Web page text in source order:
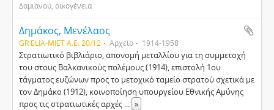
Δαμιανού, οικογένεια
Δημάκος, Μενέλαος
GR ELIA-MIET Α.Ε. 20/12 Αρχείο 1914-1958
Στρατιωτικό βιβλιάριο, απονομή μεταλλίου για τη συμμετοχή
του στους Βαλκανικούς πολέμους (1914), επιστολή 1ου
τάγματος ευζώνων προς το μετοχικό ταμείο στρατού σχετικά με
τον Δημάκο (1912), κοινοποίηση υπουργείου Εθνικής Αμύνης
προς τις στρατιωτικές αρχές ... »